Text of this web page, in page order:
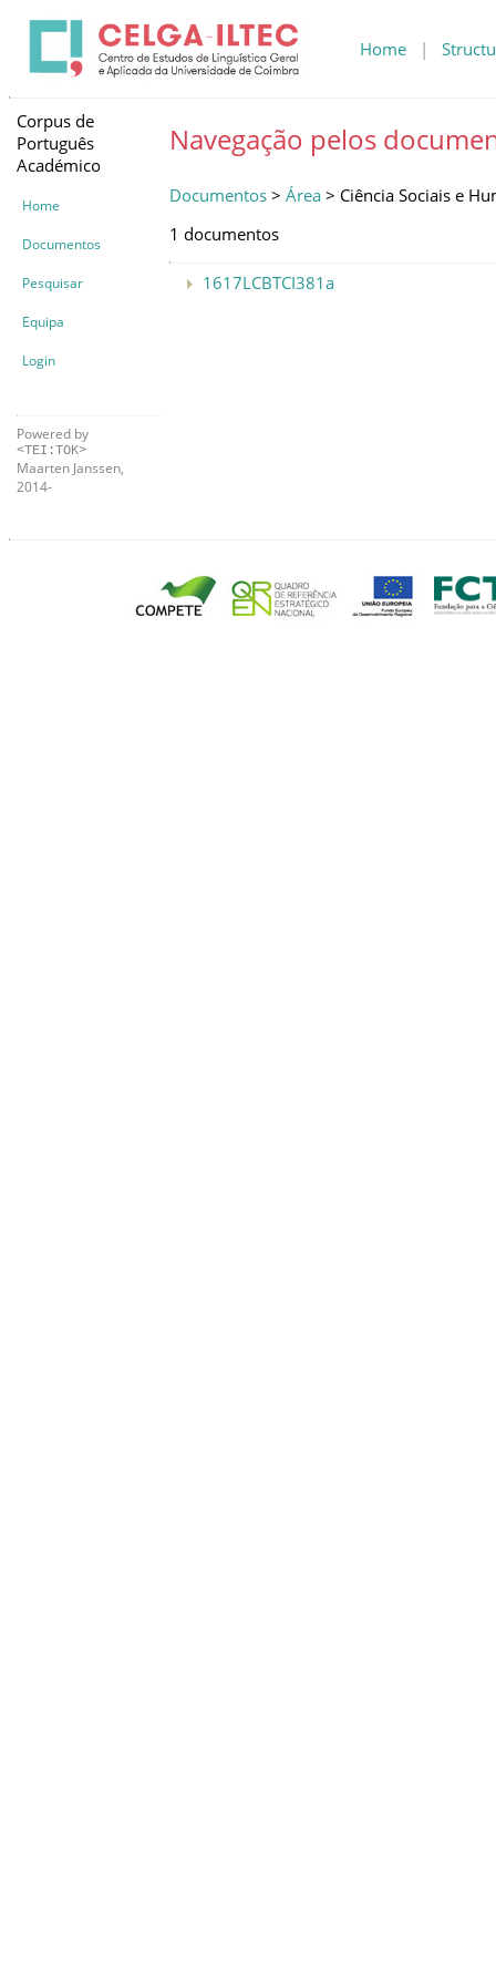
Home |
Corpus de
Português
Académico
Home
Documentos
Pesquisar
Equipa
Login
Powered by
<TEI:TOK>
Maarten Janssen,
2014-
Navegação pelos
Documentos > Área > Ciência Sociais e
1 documentos
1617LCBTCI381a